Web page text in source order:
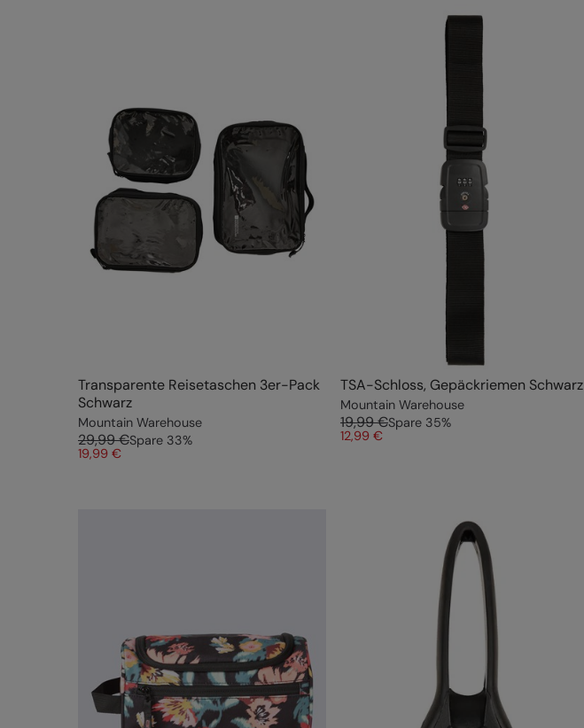
Transparente Reisetaschen 3er-Pack
Schwarz
Mountain Warehouse
29,99 €Spare 33%
19,99 €
TSA-Schloss, Gepäckriemen Schwarz
Mountain Warehouse
19,99 €Spare 35%
12,99 €